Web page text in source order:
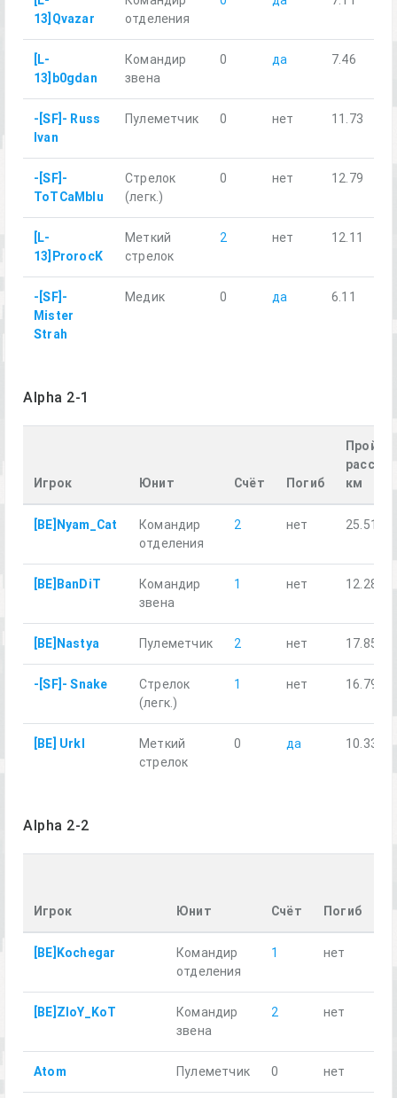
13]Qvazar
отделения
[L-
13]b0gdan
Командир
звена
0 да 7.46
-[SF]- Russ
Ivan
Пулеметчик 0 нет 11.73
-[SF]-
ToTCaMblu
Стрелок
(легк.)
0 нет 12.79
[L-
13]ProrocK
Меткий
стрелок
2 нет 12.11
-[SF]-
Mister
Strah
Медик 0 да 6.11
Alpha 2-1
Игрок Юнит Счёт Погиб
км
[BE]Nyam_Cat
Командир
отделения
2 нет 25.51
[BE]BanDiT
Командир
звена
1 нет 12.28
[BE]Nastya Пулеметчик 2 нет 17.85
-[SF]- Snake
Стрелок
(легк.)
1 нет 16.79
[BE] Urkl
Меткий
стрелок
0 да 10.33
Alpha 2-2
Игрок Юнит Счёт Погиб
[BE]Kochegar
Командир
отделения
1 нет
[BE]ZloY_KoT
Командир
звена
2 нет
Atom Пулеметчик 0 нет